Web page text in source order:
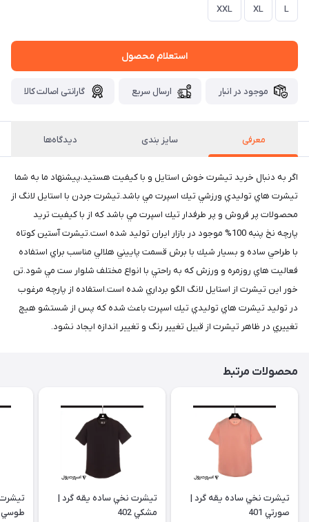
L
XL
XXL
استعلام محصول
موجود در انبار ارسال سریع گارانتی اصالت کالا
معرفی سایز بندی دیدگاه‌ها
اگر به دنبال خريد تيشرت خوش استايل و با كيفيت هستيد،پيشنهاد ما به شما
تيشرت هاي توليدي ورزشي تيك اسپرت مي باشد.تيشرت جردن با استايل لانگ از
محصولات پر فروش و پر طرفدار تيك اسپرت مي باشد كه از با كيفيت تريد
پارچه نخ پنبه 100% موجود در بازار ايران توليد شده است.تيشرت آستين كوتاه
با طراحي ساده و بسيار شيك با برش قسمت پاييني هلالي مناسب براي استفاده
فعاليت هاي روزمره و ورزش كه به راحتي با انواع مختلف شلوار ست مي شود.تن
خور اين تيشرت از استايل لانگ الگو برداري شده است.استفاده از پارچه مرغوب
در توليد تيشرت هاي توليدي تيك اسپرت باعث شده كه پس از شستشو هيچ
تغييري در ظاهر تيشرت از قبيل تغيير رنگ و تغيير اندازه ايجاد نشود.
محصولات مرتبط
تيشرت نخي ساده يقه گرد |
صورتي 401
تيشرت نخي ساده يقه گرد |
مشكي 402
طوسي